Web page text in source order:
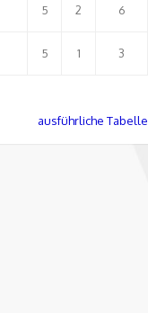
5 2 6
5 1 3
ausführliche Tabelle